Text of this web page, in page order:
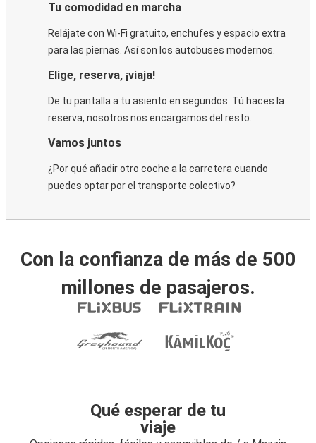
Tu comodidad en marcha
Relájate con Wi-Fi gratuito, enchufes y espacio extra
para las piernas. Así son los autobuses modernos.
Elige, reserva, ¡viaja!
De tu pantalla a tu asiento en segundos. Tú haces la
reserva, nosotros nos encargamos del resto.
Vamos juntos
¿Por qué añadir otro coche a la carretera cuando
puedes optar por el transporte colectivo?
Con la confianza de más de 500
millones de pasajeros.
Qué esperar de tu
viaje